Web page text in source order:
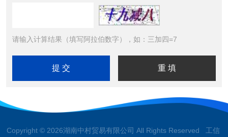
请输入计算结果（填写阿拉伯数字），如：三加四=7
Copyright © 2026湖南中村贸易有限公司 All Rights Reserved 工信